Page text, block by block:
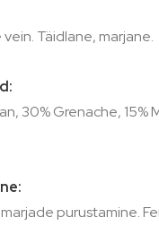
Täidlane, marjane.
30% Grenache, 15%
purustamine.